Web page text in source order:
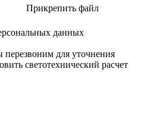
Прикрепить файл
данных
перезвоним для уточнения
светотехнический расчет